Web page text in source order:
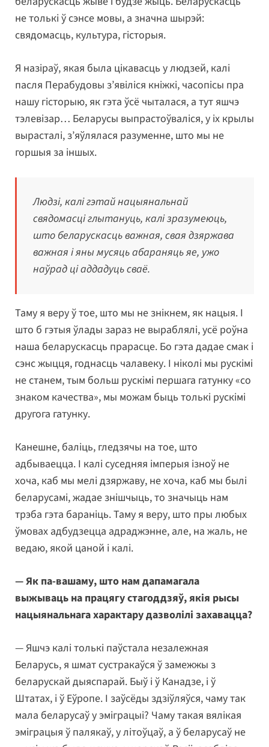
не толькі ў сэнсе мовы, а значна шырэй:
свядомасць, культура, гісторыя.
Я назіраў, якая была цікавасць у людзей, калі
пасля Перабудовы з’явіліся кніжкі, часопісы пра
нашу гісторыю, як гэта ўсё чыталася, а тут яшчэ
тэлевізар… Беларусы выпрастоўваліся, у іх крылы
вырасталі, з’яўлялася разуменне, што мы не
горшыя за іншых.
Людзі, калі гэтай нацыянальнай
свядомасці глытануць, калі зразумеюць,
што беларускасць важная, свая дзяржава
важная і яны мусяць абараняць яе, ужо
наўрад ці аддадуць сваё.
Таму я веру ў тое, што мы не знікнем, як нацыя. І
што б гэтыя ўлады зараз не выраблялі, усё роўна
наша беларускасць прарасце. Бо гэта дадае смак і
сэнс жыцця, годнасць чалавеку. І ніколі мы рускімі
не станем, тым больш рускімі першага гатунку «со
знаком качества», мы можам быць толькі рускімі
другога гатунку.
Канешне, баліць, гледзячы на тое, што
адбываецца. І калі суседняя імперыя ізноў не
хоча, каб мы мелі дзяржаву, не хоча, каб мы былі
беларусамі, жадае знішчыць, то значыць нам
трэба гэта бараніць. Таму я веру, што пры любых
ўмовах адбудзецца адраджэнне, але, на жаль, не
ведаю, якой цаной і калі.
— Як па-вашаму, што нам дапамагала
выжываць на працягу стагоддзяў, якія рысы
нацыянальнага характару дазволілі захавацца?
— Яшчэ калі толькі паўстала незалежная
Беларусь, я шмат сустракаўся ў замежжы з
беларускай дыяспарай. Быў і ў Канадзе, і ў
Штатах, і ў Еўропе. І заўсёды здзіўляўся, чаму так
мала беларусаў у эміграцыі? Чаму такая вялікая
эміграцыя ў палякаў, у літоўцаў, а ў беларусаў не